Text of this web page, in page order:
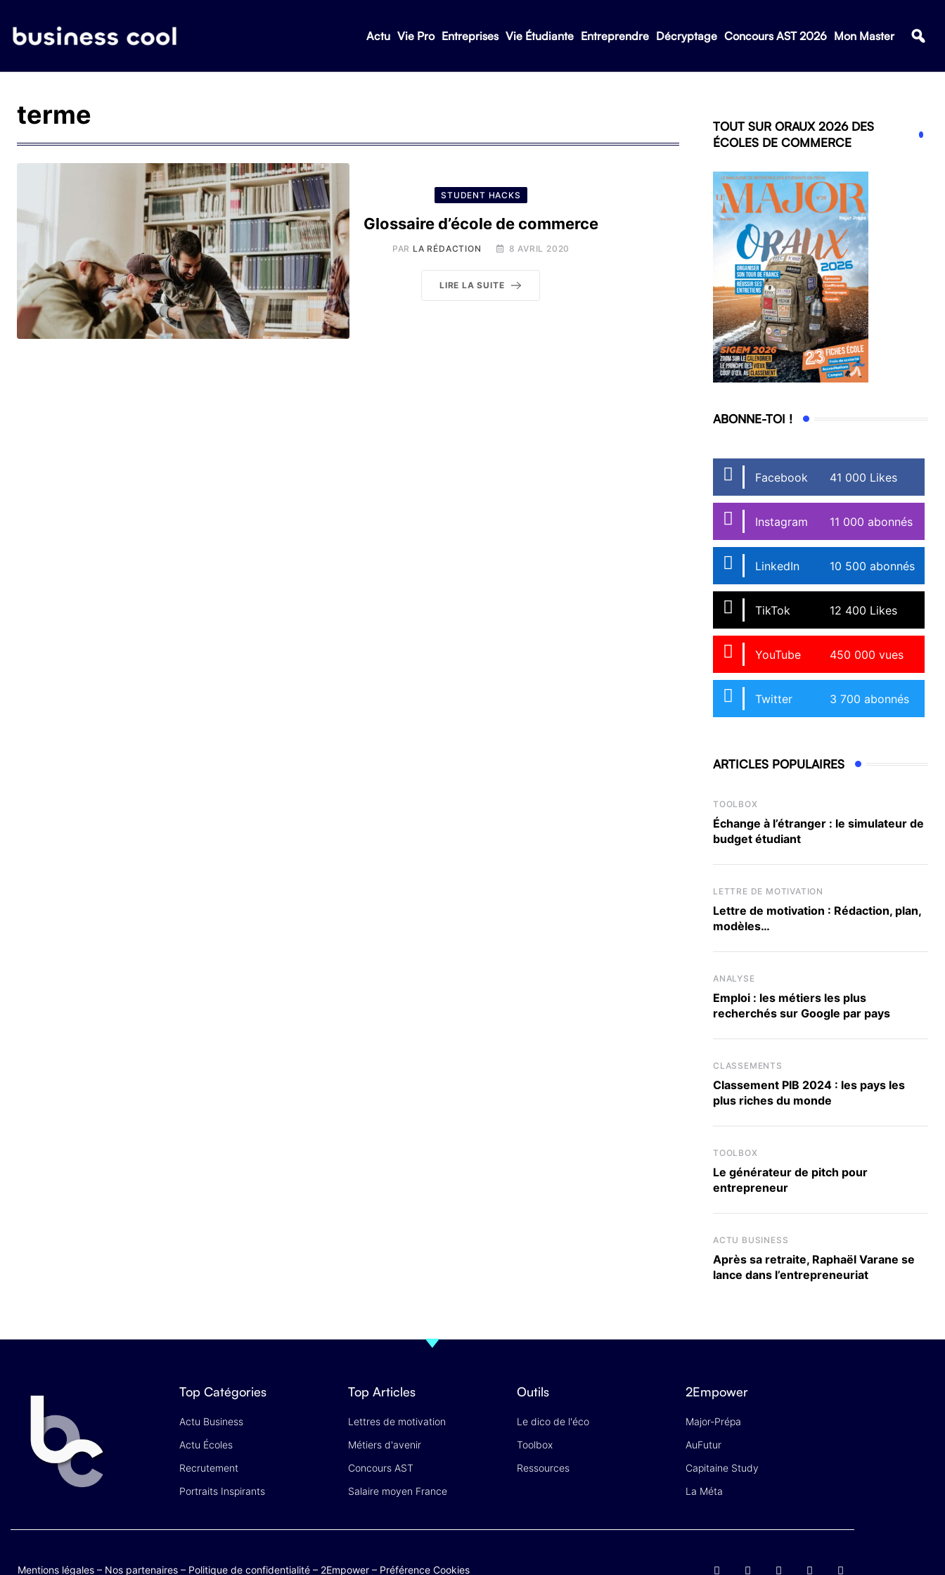
Actu Vie Pro Entreprises Vie Étudiante Entreprendre Décryptage Concours AST 2026 Mon Master
terme
STUDENT HACKS
Glossaire d’école de commerce
PAR LA RÉDACTION 8 AVRIL 2020
LIRE LA SUITE
TOUT SUR ORAUX 2026 DES
ÉCOLES DE COMMERCE
ABONNE-TOI !
Facebook 41 000 Likes
Instagram 11 000 abonnés
LinkedIn 10 500 abonnés
TikTok 12 400 Likes
YouTube 450 000 vues
Twitter 3 700 abonnés
ARTICLES POPULAIRES
TOOLBOX
Échange à l’étranger : le simulateur de
budget étudiant
LETTRE DE MOTIVATION
Lettre de motivation : Rédaction, plan,
modèles…
ANALYSE
Emploi : les métiers les plus
recherchés sur Google par pays
CLASSEMENTS
Classement PIB 2024 : les pays les
plus riches du monde
TOOLBOX
Le générateur de pitch pour
entrepreneur
ACTU BUSINESS
Après sa retraite, Raphaël Varane se
lance dans l’entrepreneuriat
Top Catégories
Actu Business
Actu Écoles
Recrutement
Portraits Inspirants
Top Articles
Lettres de motivation
Métiers d'avenir
Concours AST
Salaire moyen France
Outils
Le dico de l'éco
Toolbox
Ressources
2Empower
Major-Prépa
AuFutur
Capitaine Study
La Méta
Mentions légales – Nos partenaires – Politique de confidentialité – 2Empower – Préférence Cookies